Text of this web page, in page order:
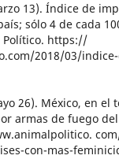
13). Índice de
sólo 4 de cada
Político. https://
2018/03/
26). México, en el
armas de fuego
con-mas-